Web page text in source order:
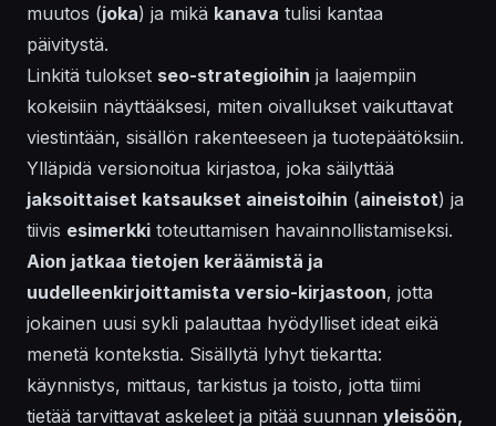
muutos (joka) ja mikä kanava tulisi kantaa
päivitystä.
Linkitä tulokset seo-strategioihin ja laajempiin
kokeisiin näyttääksesi, miten oivallukset vaikuttavat
viestintään, sisällön rakenteeseen ja tuotepäätöksiin.
Ylläpidä versionoitua kirjastoa, joka säilyttää
jaksoittaiset katsaukset aineistoihin (aineistot) ja
tiivis esimerkki toteuttamisen havainnollistamiseksi.
Aion jatkaa tietojen keräämistä ja
uudelleenkirjoittamista versio-kirjastoon, jotta
jokainen uusi sykli palauttaa hyödylliset ideat eikä
menetä kontekstia. Sisällytä lyhyt tiekartta:
käynnistys, mittaus, tarkistus ja toisto, jotta tiimi
tietää tarvittavat askeleet ja pitää suunnan yleisöön,